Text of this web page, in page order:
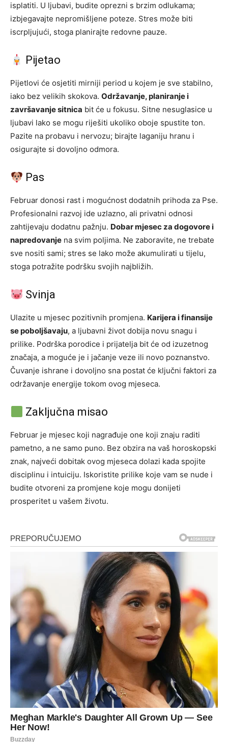
isplatiti. U ljubavi, budite oprezni s brzim odlukama;
izbjegavajte nepromišljene poteze. Stres može biti
iscrpljujući, stoga planirajte redovne pauze.
Pijetao
Pijetlovi će osjetiti mirniji period u kojem je sve stabilno,
iako bez velikih skokova. Održavanje, planiranje i
završavanje sitnica bit će u fokusu. Sitne nesuglasice u
ljubavi lako se mogu riješiti ukoliko oboje spustite ton.
Pazite na probavu i nervozu; birajte laganiju hranu i
osigurajte si dovoljno odmora.
Pas
Februar donosi rast i mogućnost dodatnih prihoda za Pse.
Profesionalni razvoj ide uzlazno, ali privatni odnosi
zahtijevaju dodatnu pažnju. Dobar mjesec za dogovore i
napredovanje na svim poljima. Ne zaboravite, ne trebate
sve nositi sami; stres se lako može akumulirati u tijelu,
stoga potražite podršku svojih najbližih.
Svinja
Ulazite u mjesec pozitivnih promjena. Karijera i finansije
se poboljšavaju, a ljubavni život dobija novu snagu i
prilike. Podrška porodice i prijatelja bit će od izuzetnog
značaja, a moguće je i jačanje veze ili novo poznanstvo.
Čuvanje ishrane i dovoljno sna postat će ključni faktori za
održavanje energije tokom ovog mjeseca.
Zaključna misao
Februar je mjesec koji nagrađuje one koji znaju raditi
pametno, a ne samo puno. Bez obzira na vaš horoskopski
znak, najveći dobitak ovog mjeseca dolazi kada spojite
disciplinu i intuiciju. Iskoristite prilike koje vam se nude i
budite otvoreni za promjene koje mogu donijeti
prosperitet u vašem životu.